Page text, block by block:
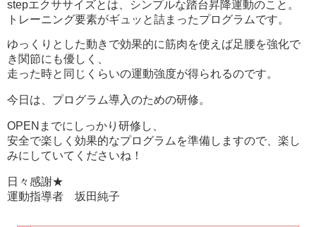
stepエクササイズとは、シンプルな踏台昇降運動のこと。
トレーニング要素がギュッと詰まったプログラムです。
ゆっくりとした動きで効果的に筋肉を使えば足腰を強化で
き関節にも優しく、
走った時と同じくらいの運動強度が得られるのです。
今日は、プログラム導入のための研修。
OPENまでにしっかり研修し、
安全で楽しく効果的なプログラムを準備しますので、楽し
みにしていてくださいね！
日々感謝★
運動指導者 坂田純子